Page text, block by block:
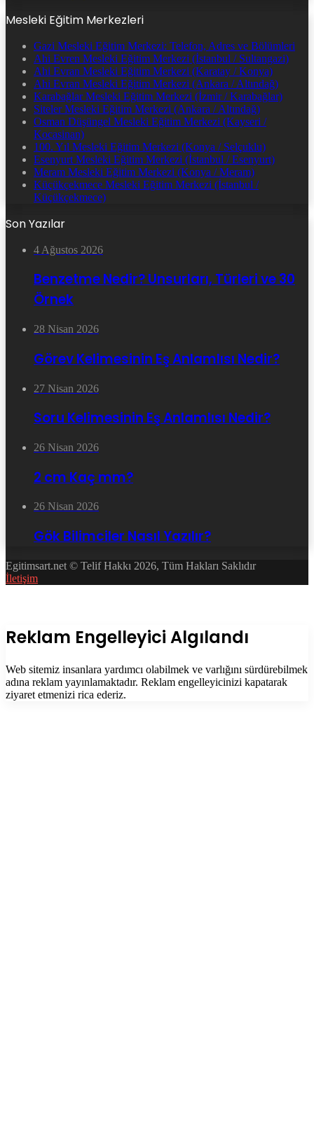
Mesleki Eğitim Merkezleri
Gazi Mesleki Eğitim Merkezi: Telefon, Adres ve Bölümleri
Ahi Evren Mesleki Eğitim Merkezi (İstanbul / Sultangazi)
Ahi Evran Mesleki Eğitim Merkezi (Karatay / Konya)
Ahi Evran Mesleki Eğitim Merkezi (Ankara / Altındağ)
Karabağlar Mesleki Eğitim Merkezi (İzmir / Karabağlar)
Siteler Mesleki Eğitim Merkezi (Ankara / Altındağ)
Osman Düşüngel Mesleki Eğitim Merkezi (Kayseri /
Kocasinan)
100. Yıl Mesleki Eğitim Merkezi (Konya / Selçuklu)
Esenyurt Mesleki Eğitim Merkezi (İstanbul / Esenyurt)
Meram Mesleki Eğitim Merkezi (Konya / Meram)
Küçükçekmece Mesleki Eğitim Merkezi (İstanbul /
Küçükçekmece)
Son Yazılar
4 Ağustos 2026
Benzetme Nedir? Unsurları, Türleri ve 30
Örnek
28 Nisan 2026
Görev Kelimesinin Eş Anlamlısı Nedir?
27 Nisan 2026
Soru Kelimesinin Eş Anlamlısı Nedir?
26 Nisan 2026
2 cm Kaç mm?
26 Nisan 2026
Gök Bilimciler Nasıl Yazılır?
Egitimsart.net © Telif Hakkı 2026, Tüm Hakları Saklıdır
İletişim
Kapalı
Reklam Engelleyici Algılandı
Web sitemiz insanlara yardımcı olabilmek ve varlığını sürdürebilmek
adına reklam yayınlamaktadır. Reklam engelleyicinizi kapatarak
ziyaret etmenizi rica ederiz.